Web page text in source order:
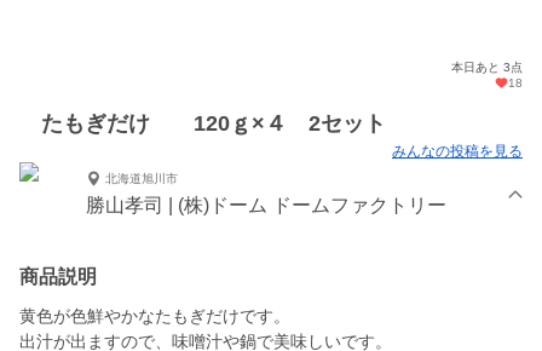
本日あと 3点
18
たもぎだけ 120ｇ×４ 2セット
みんなの投稿を見る
北海道旭川市
勝山孝司 | (株)ドーム ドームファクトリー
商品説明
黄色が色鮮やかなたもぎだけです。
出汁が出ますので、味噌汁や鍋で美味しいです。